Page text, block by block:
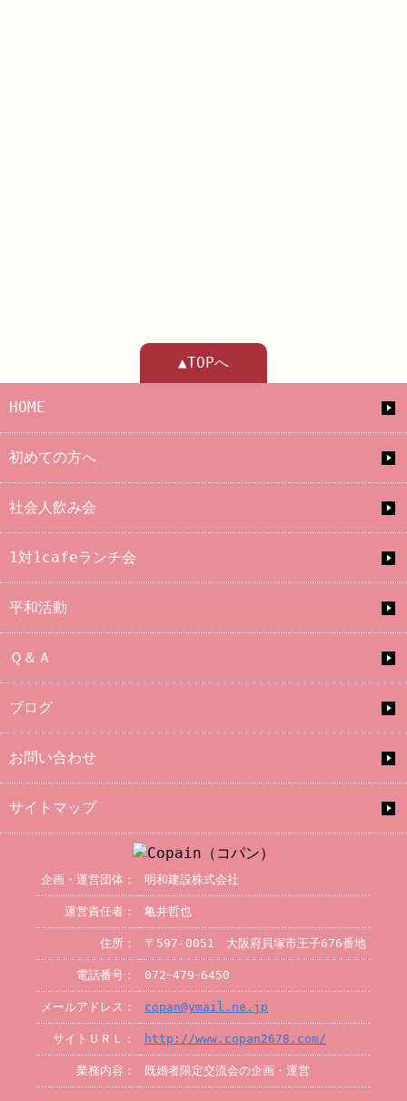
▲TOPへ
HOME
初めての方へ
社会人飲み会
1対1cafeランチ会
平和活動
Ｑ＆Ａ
ブログ
お問い合わせ
サイトマップ
企画・運営団体： 明和建設株式会社
運営責任者： 亀井哲也
住所： 〒597-0051 大阪府貝塚市王子676番地
電話番号： 072ｰ479ｰ6450
メールアドレス： copan@ymail.ne.jp
サイトＵＲＬ： http://www.copan2678.com/
業務内容： 既婚者限定交流会の企画・運営